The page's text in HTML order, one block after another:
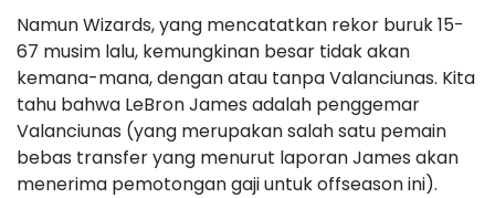
Namun Wizards, yang mencatatkan rekor buruk 15-
67 musim lalu, kemungkinan besar tidak akan
kemana-mana, dengan atau tanpa Valanciunas. Kita
tahu bahwa LeBron James adalah penggemar
Valanciunas (yang merupakan salah satu pemain
bebas transfer yang menurut laporan James akan
menerima pemotongan gaji untuk offseason ini).